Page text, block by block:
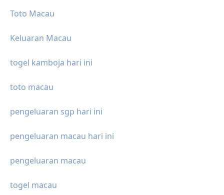
Toto Macau
Keluaran Macau
togel kamboja hari ini
toto macau
pengeluaran sgp hari ini
pengeluaran macau hari ini
pengeluaran macau
togel macau